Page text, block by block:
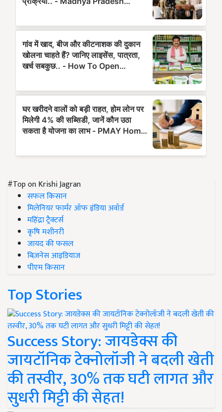
#Top on Krishi Jagran
सफल किसान
मिलेनियर फार्मर ऑफ इंडिया अवॉर्ड
महिंद्रा ट्रैक्टर्स
कृषि मशीनरी
जायद की फसल
बिज़नेस आइडियाज
पीएम किसान
Top Stories
Success Story: जायडेक्स की
जायटॉनिक टेक्नोलॉजी ने बदली खेती
की तस्वीर, 30% तक घटी लागत और
सुधरी मिट्टी की सेहत!